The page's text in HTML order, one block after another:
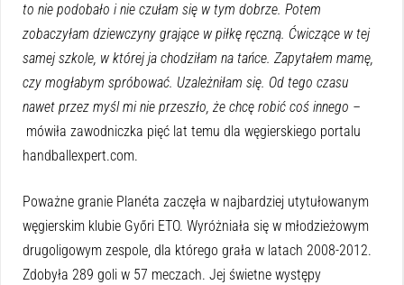
to nie podobało i nie czułam się w tym dobrze. Potem
zobaczyłam dziewczyny grające w piłkę ręczną. Ćwiczące w tej
samej szkole, w której ja chodziłam na tańce. Zapytałem mamę,
czy mogłabym spróbować. Uzależniłam się. Od tego czasu
nawet przez myśl mi nie przeszło, że chcę robić coś innego –
mówiła zawodniczka pięć lat temu dla węgierskiego portalu
handballexpert.com.
Poważne granie Planéta zaczęła w najbardziej utytułowanym
węgierskim klubie Győri ETO. Wyróżniała się w młodzieżowym
drugoligowym zespole, dla którego grała w latach 2008-2012.
Zdobyła 289 goli w 57 meczach. Jej świetne występy